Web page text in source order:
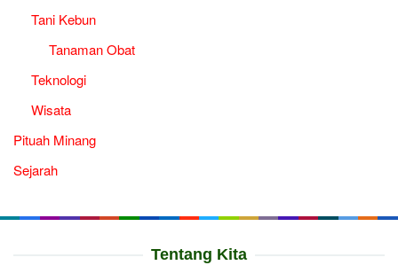
Tani Kebun
Tanaman Obat
Teknologi
Wisata
Pituah Minang
Sejarah
Tentang Kita